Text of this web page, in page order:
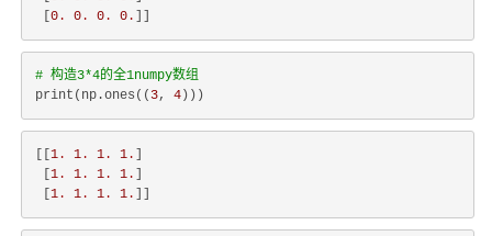
0 . 0 . 0 . 0 .
# 构造3*4的全1numpy数组
print(np.ones(( 3, 4
1 . 1 . 1 . 1 .
1 . 1 . 1 . 1 .
1 . 1 . 1 . 1 .